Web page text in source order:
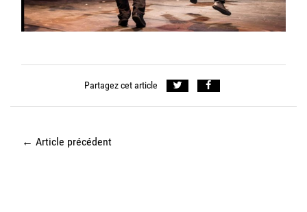
Partagez cet article
← Article précédent